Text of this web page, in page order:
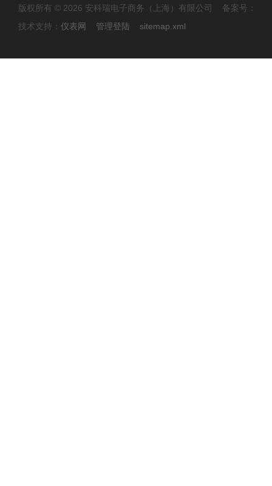
版权所有 © 2026 安科瑞电子商务（上海）有限公司 备案号：
技术支持： 仪表网 管理登陆 sitemap.xml